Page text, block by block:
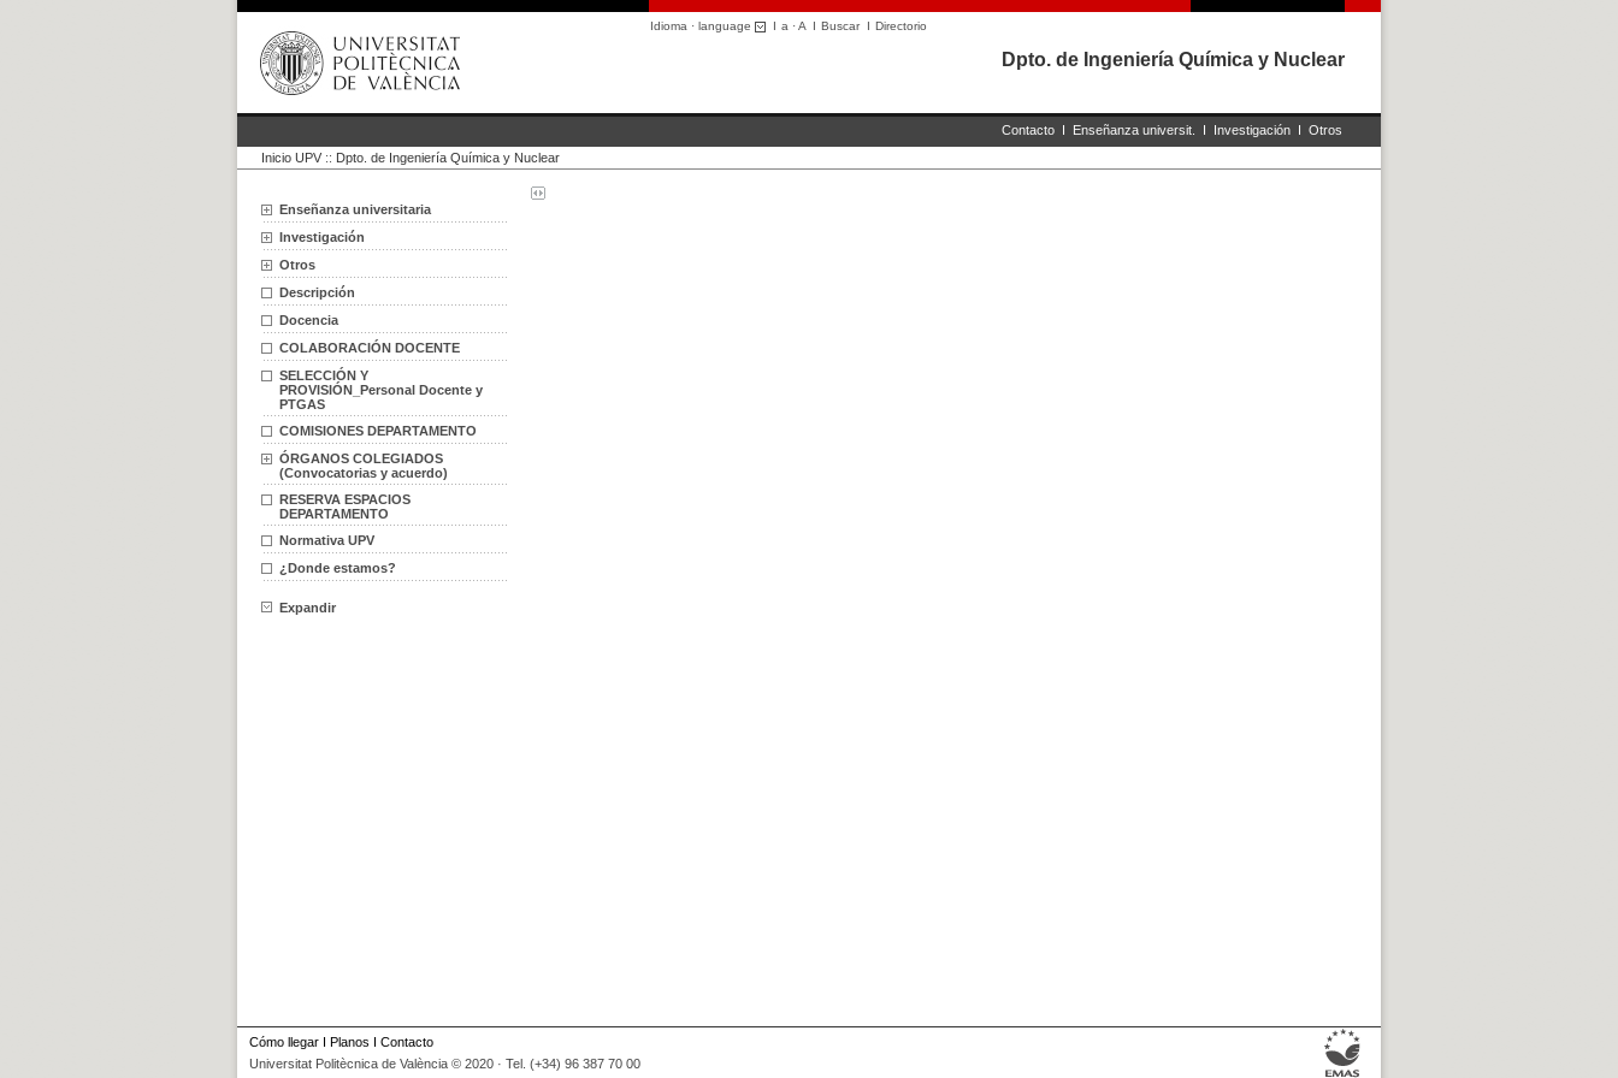
Idioma · language I a ·A I BuscarI Directorio
Dpto. de Ingeniería Química y Nuclear
Contacto I Enseñanza universit. I Investigación I Otros
Inicio UPV :: Dpto. de Ingeniería Química y Nuclear
Enseñanza universitaria
Investigación
Otros
Descripción
Docencia
COLABORACIÓN DOCENTE
SELECCIÓN Y
PROVISIÓN_Personal Docente y
PTGAS
COMISIONES DEPARTAMENTO
ÓRGANOS COLEGIADOS
(Convocatorias y acuerdo)
RESERVA ESPACIOS
DEPARTAMENTO
Normativa UPV
¿Donde estamos?
Expandir
Cómo llegar I Planos I Contacto
Universitat Politècnica de València © 2020 · Tel. (+34) 96 387 70 00